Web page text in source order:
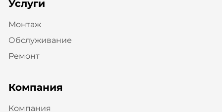
Услуги
Монтаж
Обслуживание
Ремонт
Компания
Компания